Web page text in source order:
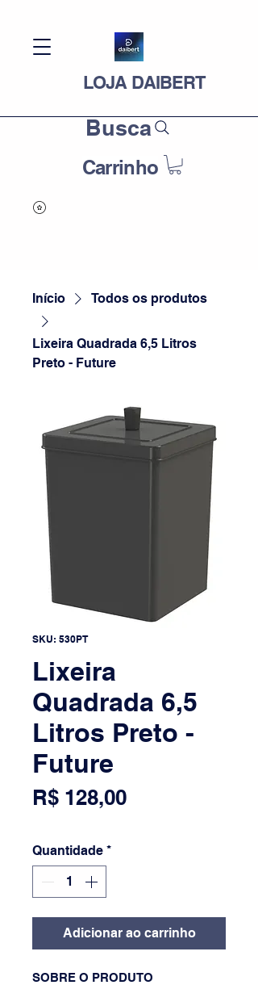
LOJA DAIBERT
Busca
Carrinho
Início Todos os produtos
Lixeira Quadrada 6,5 Litros
Preto - Future
SKU: 530PT
Lixeira
Quadrada 6,5
Litros Preto -
Future
R$ 128,00Preço
Quantidade *
Adicionar ao carrinho
SOBRE O PRODUTO